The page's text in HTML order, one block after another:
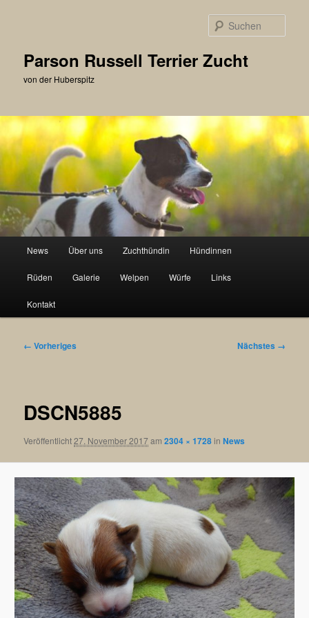
Parson Russell Terrier Zucht
von der Huberspitz
News Über uns Zuchthündin Hündinnen
Rüden Galerie Welpen Würfe Links
Kontakt
Bilder-
← Vorheriges Nächstes →
DSCN5885
Veröffentlicht27. November 2017am2304 × 1728inNews